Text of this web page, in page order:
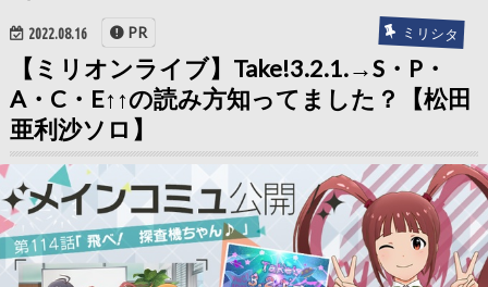
2022.08.16 ミリシタ
PR
【ミリオンライブ】Take!3.2.1.→S・P・
A・C・E↑↑の読み方知ってました？【松田
亜利沙ソロ】